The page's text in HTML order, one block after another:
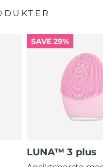
SAVE 29%
LUNA™ 3 plus